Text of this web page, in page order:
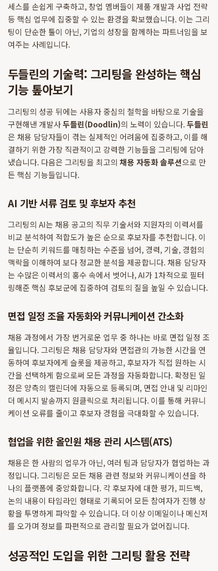
세스를 손쉽게 구축하고, 창업 멤버들이 제품 개발과 사업 전략
등 핵심 업무에 집중할 수 있는 환경을 확보했습니다. 이는 그리
팅이 단순한 툴이 아닌, 기업의 성장을 함께하는 파트너임을 보
여주는 사례입니다.
두들린의 기술력: 그리팅을 완성하는 핵심
기능 톺아보기
그리팅의 성공 뒤에는 사용자 중심의 철학을 바탕으로 기술을
구현해낸 개발사두들린(Doodlin)의 노력이 있습니다.두들린
은 채용 담당자들이 겪는 실제적인 어려움에 집중하고, 이를 해
결하기 위한 가장 직관적이고 강력한 기능들을 그리팅에 담아
냈습니다. 다음은 그리팅을 최고의 채용 자동화 솔루션으로 만
든 핵심 기능들입니다.
AI 기반 서류 검토 및 후보자 추천
그리팅의 AI는 채용 공고의 직무 기술서와 지원자의 이력서를
비교 분석하여 적합도가 높은 순으로 후보자를 추천합니다. 이
는 단순히 키워드를 매칭하는 수준을 넘어, 경력, 기술, 경험의
맥락을 이해하여 보다 정교한 분석을 제공합니다. 채용 담당자
는 수많은 이력서의 홍수 속에서 벗어나, AI가 1차적으로 필터
링해준 핵심 후보군에 집중하여 검토의 질을 높일 수 있습니다.
면접 일정 조율 자동화와 커뮤니케이션 간소화
채용 과정에서 가장 번거로운 업무 중 하나는 바로 면접 일정 조
율입니다. 그리팅은 채용 담당자와 면접관의 가능한 시간을 연
동하여 후보자에게 슬롯을 제공하고, 후보자가 직접 원하는 시
간을 선택하게 함으로써 모든 과정을 자동화합니다. 확정된 일
정은 양측의 캘린더에 자동으로 등록되며, 면접 안내 및 리마인
더 메시지 발송까지 원클릭으로 처리됩니다. 이를 통해 커뮤니
케이션 오류를 줄이고 후보자 경험을 극대화할 수 있습니다.
협업을 위한 올인원 채용 관리 시스템(ATS)
채용은 한 사람의 업무가 아닌, 여러 팀과 담당자가 협업하는 과
정입니다. 그리팅은 모든 채용 관련 정보와 커뮤니케이션을 하
나의 플랫폼에 중앙화합니다. 각 후보자에 대한 평가, 피드백,
논의 내용이 타임라인 형태로 기록되어 모든 참여자가 진행 상
황을 투명하게 파악할 수 있습니다. 더 이상 이메일이나 메신저
를 오가며 정보를 파편적으로 관리할 필요가 없어집니다.
성공적인 도입을 위한 그리팅 활용 전략